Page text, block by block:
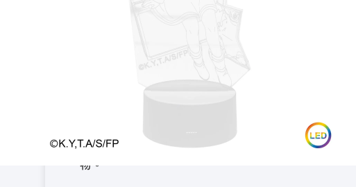
芙莉蓮立體造型燈座
燈光會變色！ 七種色光隨心切換，輕鬆打造你的專
畫面有故事！ 芙莉蓮悠閒地坐在皮箱上，體驗無聊
物。